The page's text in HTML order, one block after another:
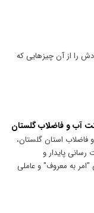
را از آن چیز‌هایی که
آب و فاضلاب گلستان
استان گلستان،
پایدار و
به معروف" و عاملی